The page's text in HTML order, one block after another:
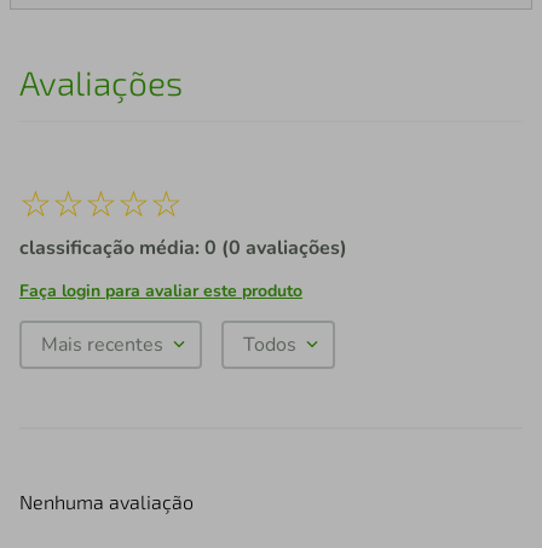
Avaliações
☆☆☆☆☆
classificação média: 0 (0 avaliações)
Faça login para avaliar este produto
Mais recentes Todos
Nenhuma avaliação